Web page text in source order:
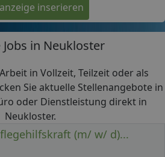
inserieren
in Neukloster
in Vollzeit, Teilzeit oder als
Sie aktuelle Stellenangebote in
oder Dienstleistung direkt in
Neukloster.
(m/ w/ d)...